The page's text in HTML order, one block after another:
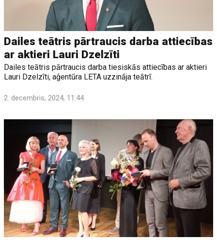
Dailes teātris pārtraucis darba attiecības
ar aktieri Lauri Dzelzīti
Dailes teātris pārtraucis darba tiesiskās attiecības ar aktieri
Lauri Dzelzīti, aģentūra LETA uzzināja teātrī.
2. decembris, 2024, 11:44